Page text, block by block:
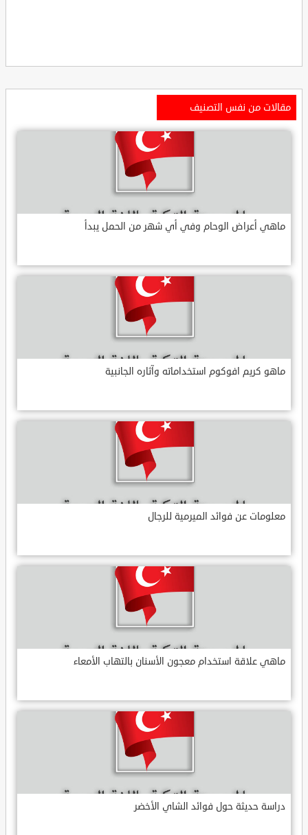
مقالات من نفس التصنيف
ماهي أعراض الوحام وفي أي شهر من الحمل يبدأ
ماهو كريم افوكوم استخداماته وآثاره الجانبية
معلومات عن فوائد الميرمية للرجال
ماهي علاقة استخدام معجون الأسنان بالتهاب الأمعاء
دراسة حديثة حول فوائد الشاي الأخضر